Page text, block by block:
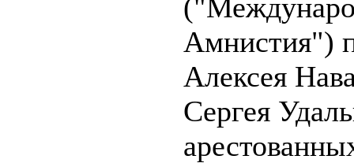
Амнистия")
Алексея
Сергея